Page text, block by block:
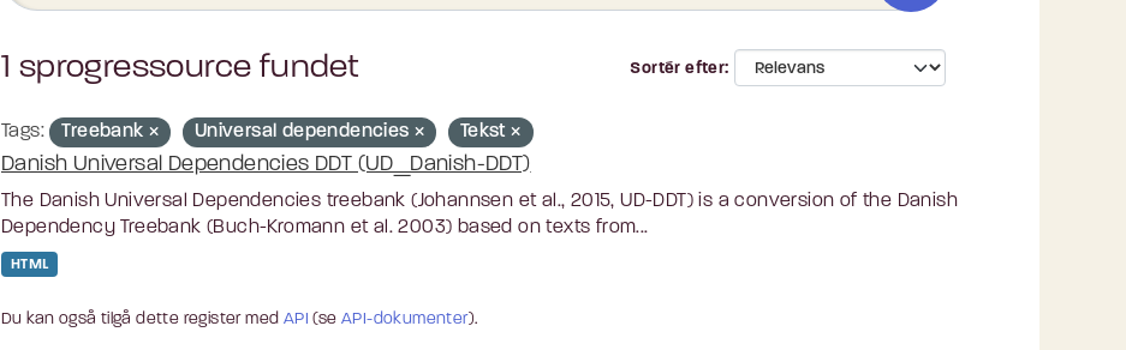
Sortér efter
1 sprogressource fundet
Tags: Treebank Universal dependencies Tekst
Danish Universal Dependencies DDT (UD_Danish-DDT)
The Danish Universal Dependencies treebank (Johannsen et al., 2015, UD-DDT) is a conversion of the Danish
Dependency Treebank (Buch-Kromann et al. 2003) based on texts from...
HTML
Du kan også tilgå dette register med API (seAPI-dokumenter).